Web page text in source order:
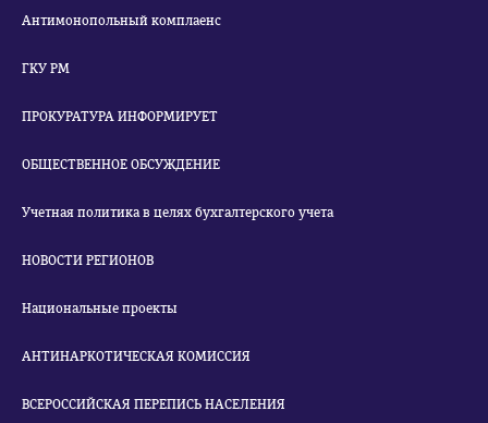
Антимонопольный комплаенс
ГКУ РМ
ПРОКУРАТУРА ИНФОРМИРУЕТ
ОБЩЕСТВЕННОЕ ОБСУЖДЕНИЕ
Учетная политика в целях бухгалтерского учета
НОВОСТИ РЕГИОНОВ
Национальные проекты
АНТИНАРКОТИЧЕСКАЯ КОМИССИЯ
ВСЕРОССИЙСКАЯ ПЕРЕПИСЬ НАСЕЛЕНИЯ